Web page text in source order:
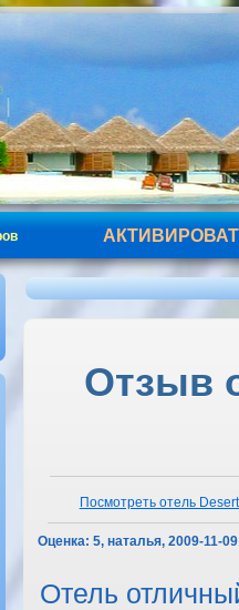
Отзыв
Посмотреть отель
Оценка: 5, наталья, 2009-11-09
Отель